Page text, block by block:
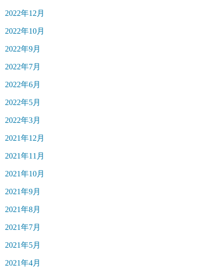
2022年12月
2022年10月
2022年9月
2022年7月
2022年6月
2022年5月
2022年3月
2021年12月
2021年11月
2021年10月
2021年9月
2021年8月
2021年7月
2021年5月
2021年4月